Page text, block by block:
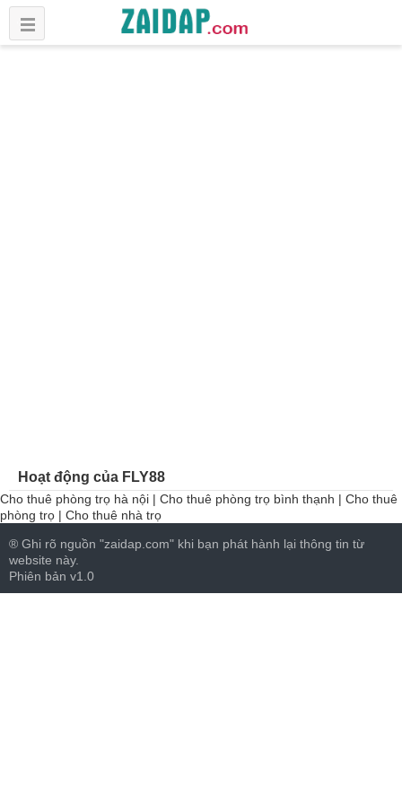
Hoạt động của FLY88
Cho thuê phòng trọ hà nội | Cho thuê phòng trọ bình thạnh | Cho thuê
phòng trọ | Cho thuê nhà trọ
® Ghi rõ nguồn "zaidap.com" khi bạn phát hành lại thông tin từ
website này.
Phiên bản v1.0